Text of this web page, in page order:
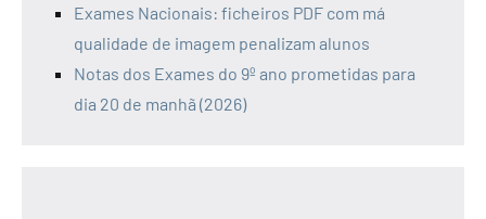
Exames Nacionais: ficheiros PDF com má
qualidade de imagem penalizam alunos
Notas dos Exames do 9º ano prometidas para
dia 20 de manhã (2026)